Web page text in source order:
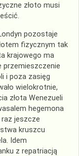
złoto musi
pozostaje
fizycznym tak
krajowego ma
i poza zasięg
wielokrotnie,
złota Wenezueli
hegemona
raz jeszcze
kruszcu
Idem
z repatriacją